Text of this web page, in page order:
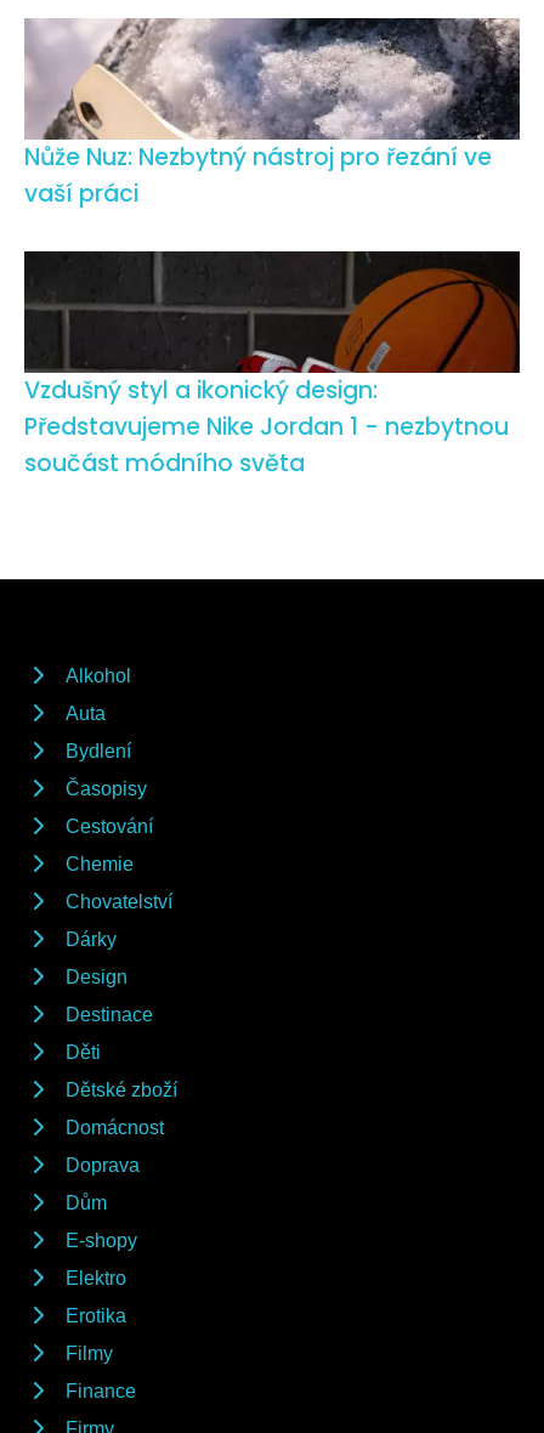
Nůže Nuz: Nezbytný nástroj pro řezání ve
vaší práci
Vzdušný styl a ikonický design:
Představujeme Nike Jordan 1 - nezbytnou
součást módního světa
Alkohol
Auta
Bydlení
Časopisy
Cestování
Chemie
Chovatelství
Dárky
Design
Destinace
Děti
Dětské zboží
Domácnost
Doprava
Dům
E-shopy
Elektro
Erotika
Filmy
Finance
Firmy